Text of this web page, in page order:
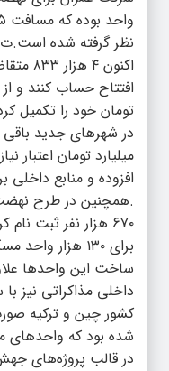
نظر گرفته شده است.ت
اکنون
میلیارد تومان اعتبار
افزوده و منابع داخلی
.همچنین در طرح
۶۷۰ هزار نفر ثبت
برای ۱۳۰ هزار
ساخت این واحد‌ها
داخلی مذاکراتی نیز
کشور چین و ترکیه
شده بود که
در قالب پروژه‌های